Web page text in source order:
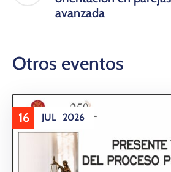
avanzada
Otros eventos
16 JUL 2026